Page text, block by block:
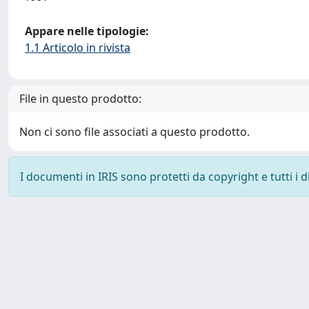
Appare nelle tipologie:
1.1 Articolo in rivista
File in questo prodotto:
Non ci sono file associati a questo prodotto.
I documenti in IRIS sono protetti da copyright e tutti i